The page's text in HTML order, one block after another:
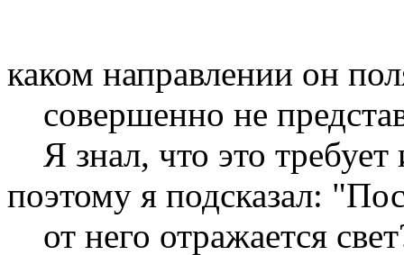
каком направлении он
совершенно не
Я знал, что это требует
поэтому я подсказал:
от него отражается